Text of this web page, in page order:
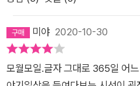
척 딴청을 피우는 시간, 스스로를
으면 좋겠다”(‘서문’에서)며 자신
‘모과’를 생각했다고 한다. 딱히
미야 2020-10-30
모월모일.글자 그대로 365일 어